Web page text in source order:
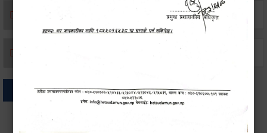
मृत्यू दर्ता